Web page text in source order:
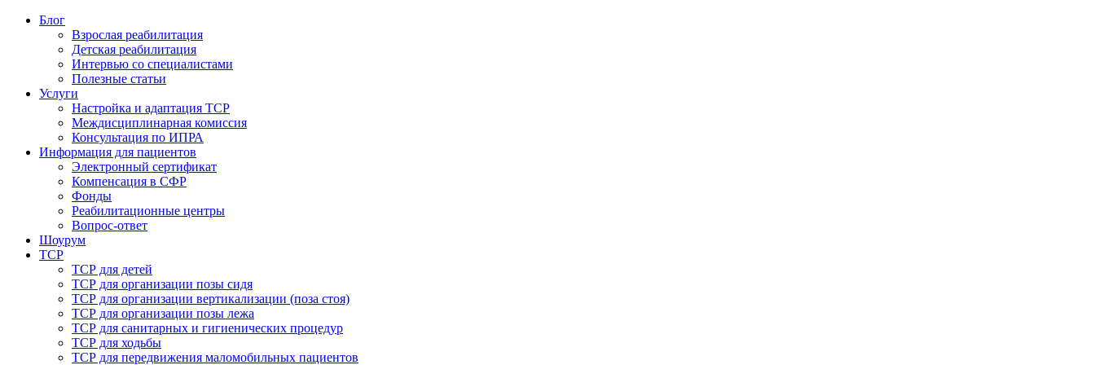
Блог
Взрослая реабилитация
Детская реабилитация
Интервью со специалистами
Полезные статьи
Услуги
Настройка и адаптация ТСР
Междисциплинарная комиссия
Консультация по ИПРА
Информация для пациентов
Электронный сертификат
Компенсация в СФР
Фонды
Реабилитационные центры
Вопрос-ответ
Шоурум
ТСР
ТСР для детей
ТСР для организации позы сидя
ТСР для организации вертикализации (поза стоя)
ТСР для организации позы лежа
ТСР для санитарных и гигиенических процедур
ТСР для ходьбы
ТСР для передвижения маломобильных пациентов